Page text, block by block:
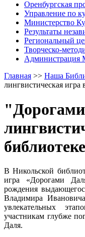
Оренбургская
Управление по
Министерство
Результаты
Региональный
Творческо-
Администрация
Главная >> Наша
лингвистическая игра
библиотеке
В Никольской
игра «Дорогами
рождения
Владимира
увлекательных
участникам глубже
Даля.